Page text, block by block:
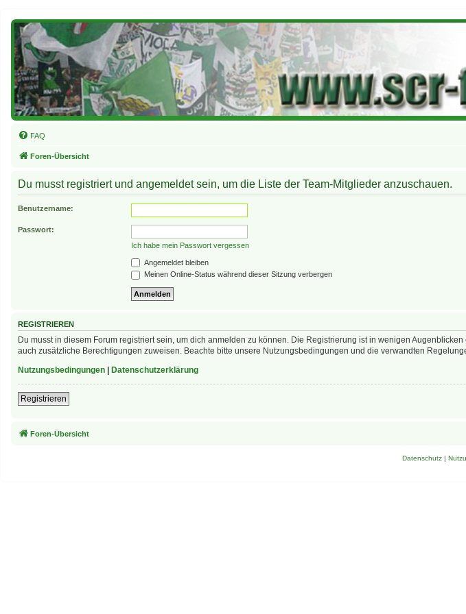
FAQ
Foren-Übersicht
Du musst registriert und angemeldet sein, um die Liste der Team-Mitglieder anzuschauen.
Benutzername:
Passwort:
Ich habe mein Passwort vergessen
Angemeldet bleiben
Meinen Online-Status während dieser Sitzung verbergen
REGISTRIEREN
Du musst in diesem Forum registriert sein, um dich anmelden zu können. Die Registrierung ist in wenigen
auch zusätzliche Berechtigungen zuweisen. Beachte bitte unsere Nutzungsbedingungen und die verwandten
Nutzungsbedingungen
Datenschutzerklärung
Registrieren
Foren-Übersicht
Datenschutz|